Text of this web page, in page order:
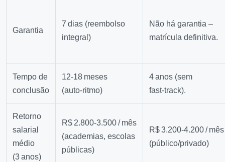
Garantia
7 dias (reembolso
integral)
Não há garantia –
matrícula definitiva.
Tempo de
conclusão
12‑18 meses
(auto‑ritmo)
4 anos (sem
fast‑track).
Retorno
salarial
médio
(3 anos)
R$ 2.800‑3.500 / mês
(academias, escolas
públicas)
R$ 3.200‑4.200 / mês
(público/privado)